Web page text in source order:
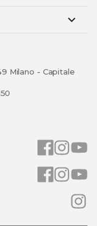
Milano - Capitale